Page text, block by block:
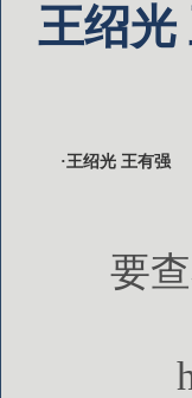
王绍
·王绍光 王有强
要